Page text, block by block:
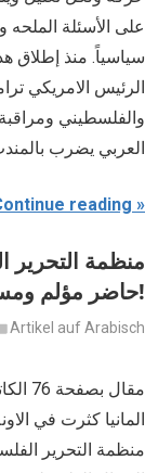
على الأسئلة الملحه
سياسياً. منذ إطلاق
الرئيس الامريكي
والفلسطيني
العربي يضرب
reading
منظمة
حاضر مؤلم ومستقبل مجهول!
Artikel auf Arabisch
المانيا كثرت في
منظمة التحرير